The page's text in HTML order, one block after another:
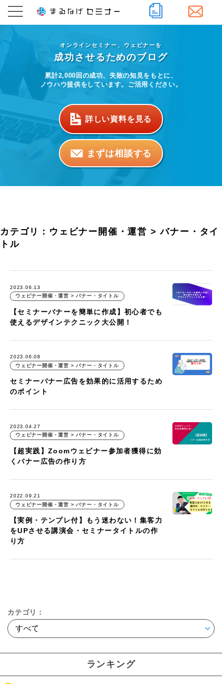
オンラインセミナー、ウェビナーを
成功させるためのブログ
累計2,000回の成功、失敗の知見をもとに、
ノウハウ提供をしています。ご活用ください。
詳しい資料を見る
まずは相談する
カテゴリ：ウェビナー開催・運営 > バナー・タイ
トル
2023.06.13
ウェビナー開催・運営 > バナー・タイトル
【セミナーバナーを簡単に作成】初心者でも
使えるデザインテクニック大公開！
2023.06.08
ウェビナー開催・運営 > バナー・タイトル
セミナーバナー広告を効果的に活用するため
のポイント
2023.04.27
ウェビナー開催・運営 > バナー・タイトル
【超実践】Zoomウェビナー参加者獲得に効
くバナー広告の作り方
2022.09.21
ウェビナー開催・運営 > バナー・タイトル
【実例・テンプレ付】もう迷わない！集客力
をUPさせる講演会・セミナータイトルの作
り方
カテゴリ：
ランキング